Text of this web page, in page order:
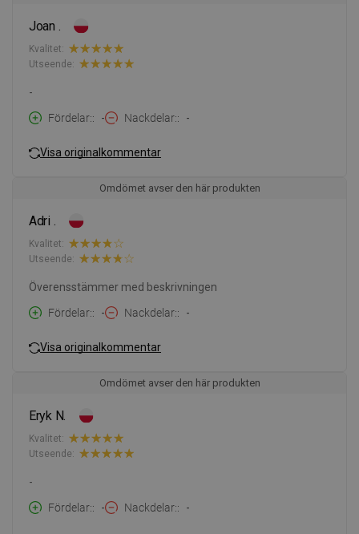
Joan .
Kvalitet:
Utseende:
-
Fördelar:
- Nackdelar: -
Visa originalkommentar
Omdömet avser den här produkten
Adri .
Kvalitet:
Utseende:
Överensstämmer med beskrivningen
Fördelar:
- Nackdelar: -
Visa originalkommentar
Omdömet avser den här produkten
Eryk N.
Kvalitet:
Utseende:
-
Fördelar:
- Nackdelar: -